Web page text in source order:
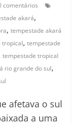
comentários
akará,
,tempestade akará
tropical,tempestade
tempestade tropical
rio grande do sul,
afetava o sul
a uma